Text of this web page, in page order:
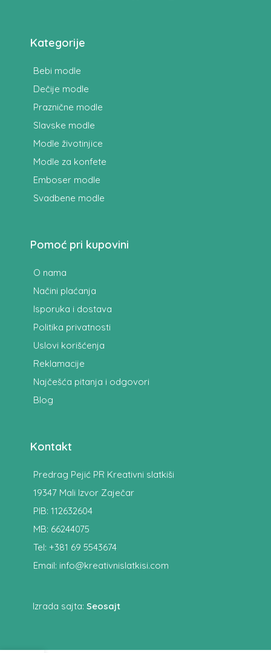
Kategorije
Bebi modle
Dečije modle
Praznične modle
Slavske modle
Modle životinjice
Modle za konfete
Emboser modle
Svadbene modle
Pomoć pri kupovini
O nama
Načini plaćanja
Isporuka i dostava
Politika privatnosti
Uslovi korišćenja
Reklamacije
Najčešća pitanja i odgovori
Blog
Kontakt
Predrag Pejić PR Kreativni slatkiši
19347 Mali Izvor Zaječar
PIB: 112632604
MB: 66244075
Tel: +381 69 5543674
Email: info@kreativnislatkisi.com
Izrada sajta: Seosajt